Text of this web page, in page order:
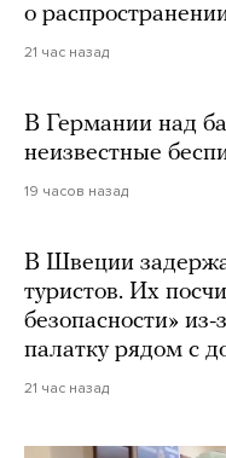
о
21 час назад
В Германии над
неизвестные
19 часов назад
В Швеции
туристов. Их
безопасности» из-
палатку рядом с
21 час назад